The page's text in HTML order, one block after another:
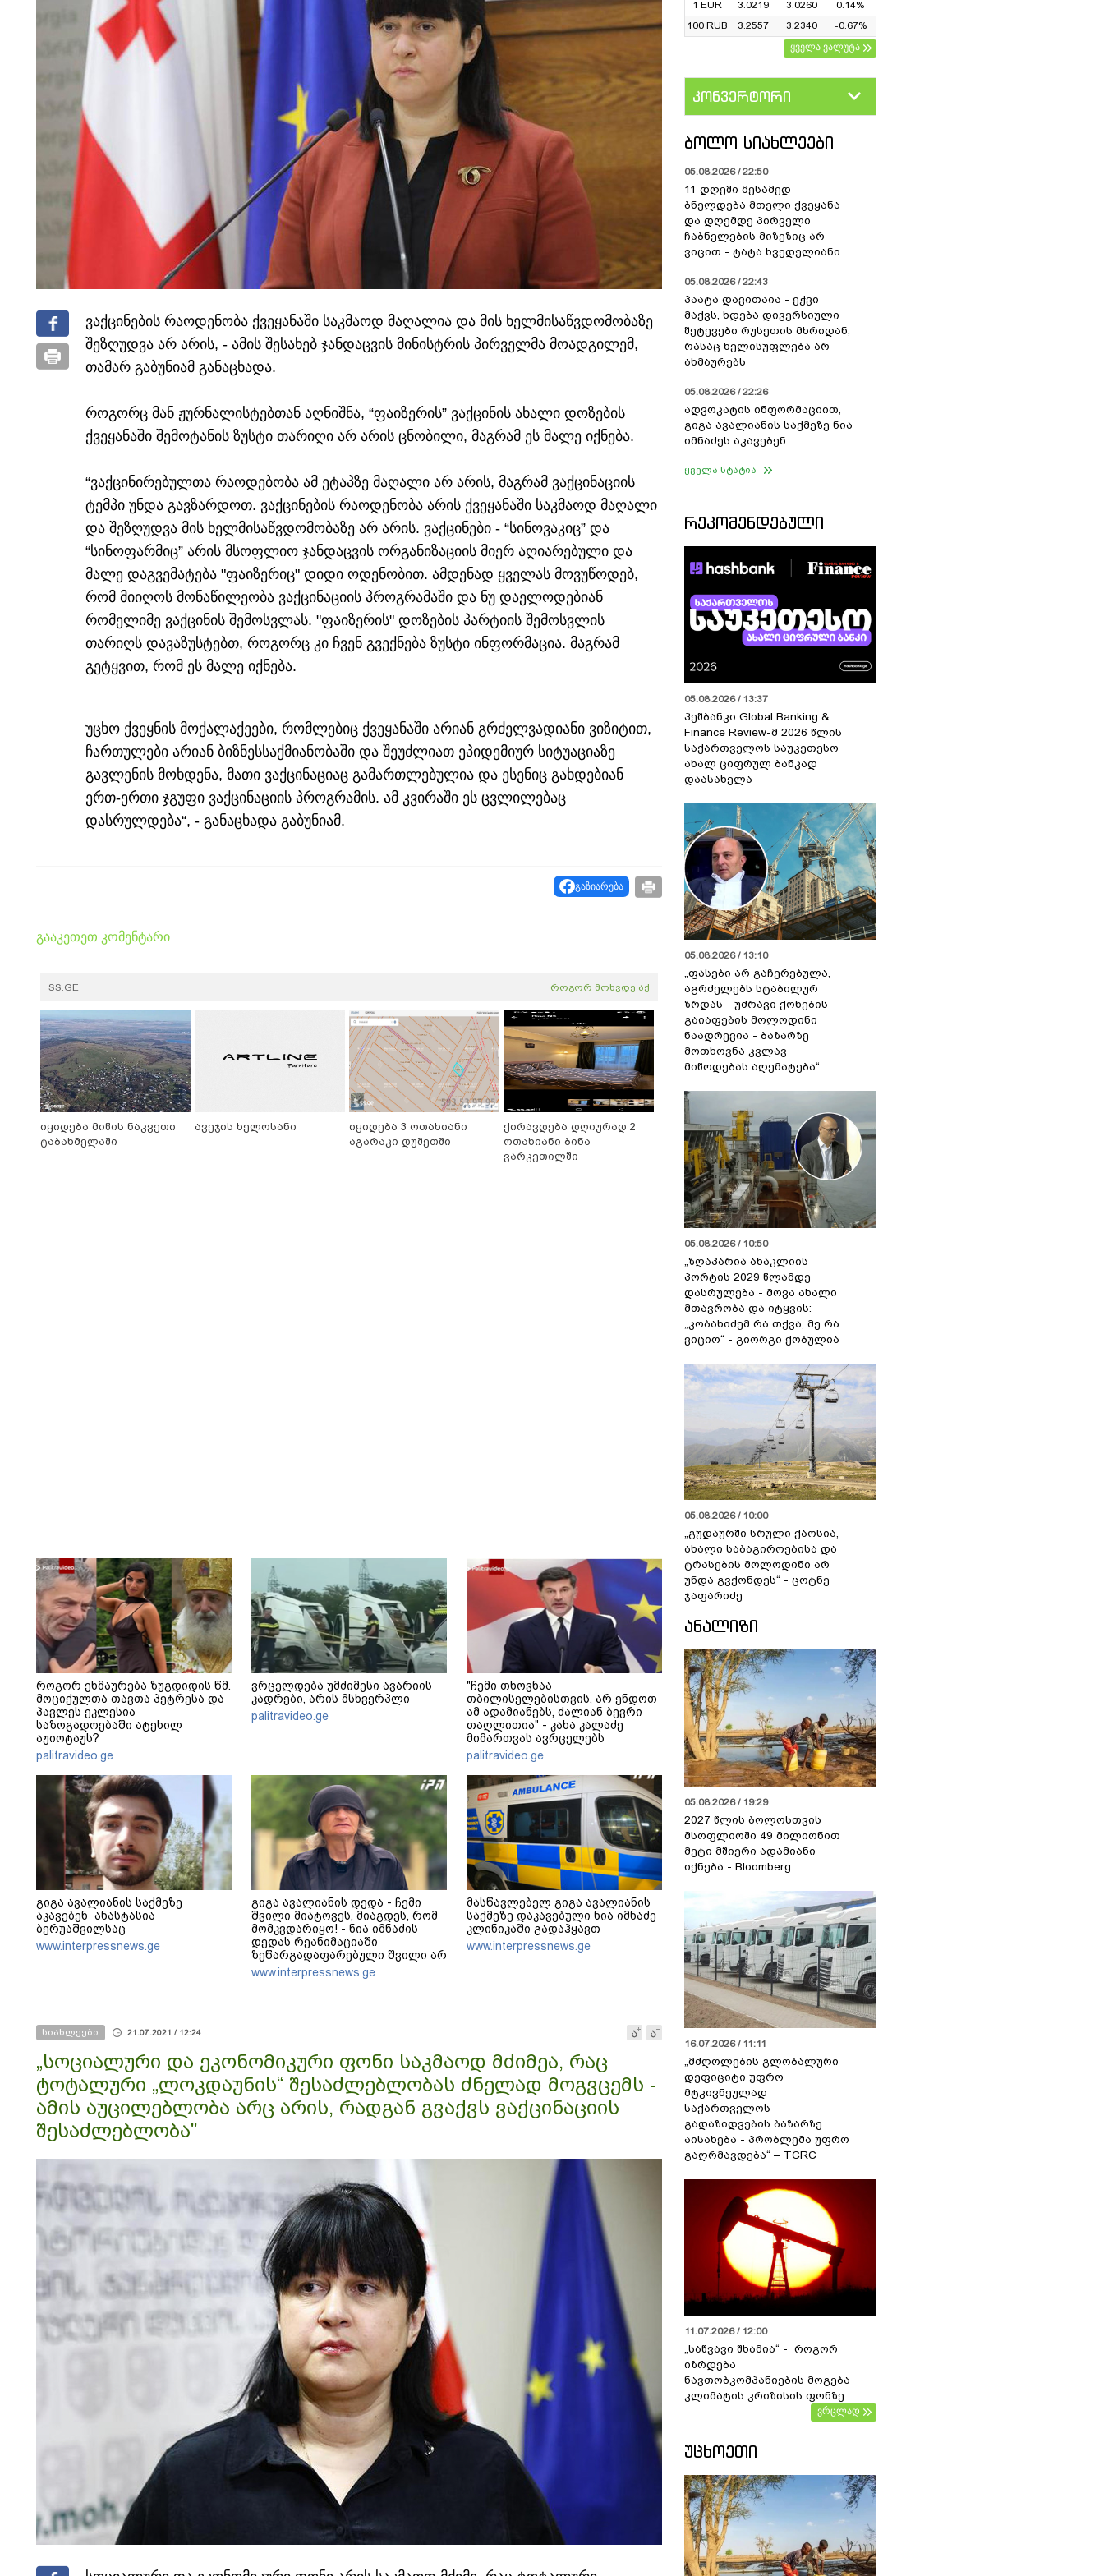
ვაქცინების რაოდენობა ქვეყანაში საკმაოდ მაღალია და მის ხელმისაწვდომობაზე
შეზღუდვა არ არის, - ამის შესახებ ჯანდაცვის მინისტრის პირველმა მოადგილემ,
თამარ გაბუნიამ განაცხადა.
​როგორც მან ჟურნალისტებთან აღნიშნა, “ფაიზერის” ვაქცინის ახალი დოზების
ქვეყანაში შემოტანის ზუსტი თარიღი არ არის ცნობილი, მაგრამ ეს მალე იქნება.
“​ვაქცინირებულთა რაოდებობა ამ ეტაპზე მაღალი არ არის, მაგრამ ვაქცინაციის
ტემპი უნდა გავზარდოთ. ვაქცინების რაოდენობა არის ქვეყანაში საკმაოდ მაღალი
და შეზღუდვა მის ხელმისაწვდომობაზე არ არის. ვაქცინები - “სინოვაკიც” და
“სინოფარმიც” არის მსოფლიო ჯანდაცვის ორგანიზაციის მიერ აღიარებული და
მალე დაგვემატება "ფაიზერიც" დიდი ოდენობით. ამდენად ყველას მოვუწოდებ,
რომ მიიღოს მონაწილეობა ვაქცინაციის პროგრამაში და ნუ დაელოდებიან
რომელიმე ვაქცინის შემოსვლას. "ფაიზერის" დოზების პარტიის შემოსვლის
თარიღს დავაზუსტებთ, როგორც კი ჩვენ გვექნება ზუსტი ინფორმაცია. მაგრამ
გეტყვით, რომ ეს მალე იქნება.
უცხო ქვეყნის მოქალაქეები, რომლებიც ქვეყანაში არიან გრძელვადიანი ვიზიტით,
ჩართულები არიან ბიზნესსაქმიანობაში და შეუძლიათ ეპიდემიურ სიტუაციაზე
გავლენის მოხდენა, მათი ვაქცინაციაც გამართლებულია და ესენიც გახდებიან
ერთ-ერთი ჯგუფი ვაქცინაციის პროგრამის. ამ კვირაში ეს ცვლილებაც
დასრულდება“, - განაცხადა გაბუნიამ.
გაზიარება
გააკეთეთ კომენტარი
SS.GE როგორ მოხვდე აქ
იყიდება მიწის ნაკვეთი
ტაბახმელაში
ავეჯის ხელოსანი
იყიდება 3 ოთახიანი
აგარაკი დუშეთში
ქირავდება დღიურად 2
ოთახიანი ბინა
ვარკეთილში
როგორ ეხმაურება ზუგდიდის წმ.
მოციქულთა თავთა პეტრესა და
პავლეს ეკლესია
საზოგადოებაში ატეხილ
აჟიოტაჟს?
palitravideo.ge
ვრცელდება უმძიმესი ავარიის
კადრები, არის მსხვერპლი
palitravideo.ge
"ჩემი თხოვნაა
თბილისელებისთვის, არ ენდოთ
ამ ადამიანებს, ძალიან ბევრი
თაღლითია" - კახა კალაძე
მიმართვას ავრცელებს
palitravideo.ge
გიგა ავალიანის საქმეზე
აკავებენ ანასტასია
ბერუაშვილსაც
www.interpressnews.ge
გიგა ავალიანის დედა - ჩემი
შვილი მიატოვეს, მიაგდეს, რომ
მომკვდარიყო! - ნია იმნაძის
დედას რეანიმაციაში
ზეწარგადაფარებული შვილი არ
უნახავს - ჩემი აზრით, ანასტასია
ბერუაშვილსაც დაიჭერენ
www.interpressnews.ge
მასწავლებელ გიგა ავალიანის
საქმეზე დაკავებული ნია იმნაძე
კლინიკაში გადაჰყავთ
www.interpressnews.ge
სიახლეები 21.07.2021 / 12:24
„სოციალური და ეკონომიკური ფონი საკმაოდ მძიმეა, რაც
ტოტალური „ლოკდაუნის“ შესაძლებლობას ძნელად მოგვცემს -
ამის აუცილებლობა არც არის, რადგან გვაქვს ვაქცინაციის
შესაძლებლობა"
1 EUR
3.0219 3.0260
0.14%
100 RUB
3.2557 3.2340
-0.67%
ყველა ვალუტა
კონვერტორი
ᲑᲝᲚᲝ ᲡᲘᲐᲮᲚᲔᲔᲑᲘ
05.08.2026 / 22:50
11 დღეში მესამედ
ბნელდება მთელი ქვეყანა
და დღემდე პირველი
ჩაბნელების მიზეზიც არ
ვიცით - ტატა ხვედელიანი
05.08.2026 / 22:43
პაატა დავითაია - ეჭვი
მაქვს, ხდება დივერსიული
შეტევები რუსეთის მხრიდან,
რასაც ხელისუფლება არ
ახმაურებს
05.08.2026 / 22:26
ადვოკატის ინფორმაციით,
გიგა ავალიანის საქმეზე ნია
იმნაძეს აკავებენ
ყველა სტატია
ᲠᲔᲙᲝᲛᲔᲜᲓᲔᲑᲣᲚᲘ
05.08.2026 / 13:37
ჰეშბანკი Global Banking &
Finance Review-მ 2026 წლის
საქართველოს საუკეთესო
ახალ ციფრულ ბანკად
დაასახელა
05.08.2026 / 13:10
„ფასები არ გაჩერებულა,
აგრძელებს სტაბილურ
ზრდას - უძრავი ქონების
გაიაფების მოლოდინი
ნაადრევია - ბაზარზე
მოთხოვნა კვლავ
მიწოდებას აღემატება“
05.08.2026 / 10:50
„ზღაპარია ანაკლიის
პორტის 2029 წლამდე
დასრულება - მოვა ახალი
მთავრობა და იტყვის:
„კობახიძემ რა თქვა, მე რა
ვიციო“ - გიორგი ქობულია
05.08.2026 / 10:00
„გუდაურში სრული ქაოსია,
ახალი საბაგიროებისა და
ტრასების მოლოდინი არ
უნდა გვქონდეს“ - ცოტნე
ჯაფარიძე
ᲐᲜᲐᲚᲘᲖᲘ
05.08.2026 / 19:29
2027 წლის ბოლოსთვის
მსოფლიოში 49 მილიონით
მეტი მშიერი ადამიანი
იქნება - Bloomberg
16.07.2026 / 11:11
„მძღოლების გლობალური
დეფიციტი უფრო
მტკივნეულად
საქართველოს
გადაზიდვების ბაზარზე
აისახება - პრობლემა უფრო
გაღრმავდება“ – TCRC
11.07.2026 / 12:00
„საწვავი შხამია“ - როგორ
იზრდება
ნავთობკომპანიების მოგება
კლიმატის კრიზისის ფონზე
ვრცლად
ᲣᲪᲮᲝᲔᲗᲘ